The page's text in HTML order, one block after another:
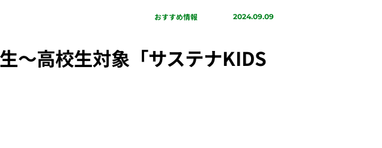
おすすめ情報 2024.09.09
高校生対象「サステナKIDS